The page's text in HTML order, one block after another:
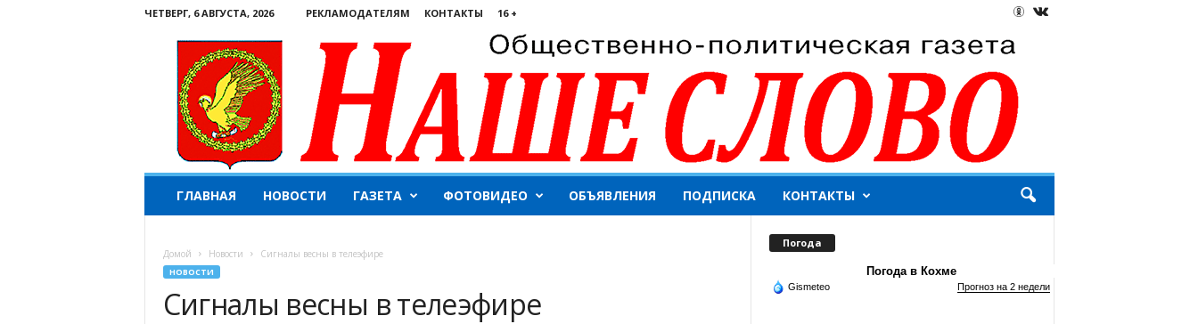
ЧЕТВЕРГ, 6 АВГУСТА, 2026 РЕКЛАМОДАТЕЛЯМ КОНТАКТЫ 16 +
ш
ГЛАВНАЯ НОВОСТИ ГАЗЕТА ФОТОВИДЕО ОБЪЯВЛЕНИЯ ПОДПИСКА КОНТАКТЫ
Домой Новости Сигналы весны в телеэфире
НОВОСТИ
Сигналы весны в телеэфире
Погода
Погода в Кохме
Gismeteo Прогноз на 2 недели